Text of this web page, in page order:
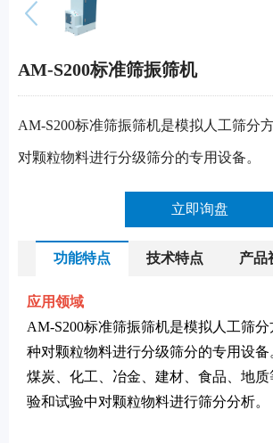
AM-S200标准筛振筛机
AM-S200标准筛振筛机是模拟人工筛分
对颗粒物料进行分级筛分的专用设备。
立即询盘
功能特点 技术特点 产品
应用领域
AM-S200标准筛振筛机是模拟人工筛
种对颗粒物料进行分级筛分的专用设备
煤炭、化工、冶金、建材、食品、地
验和试验中对颗粒物料进行筛分分析。